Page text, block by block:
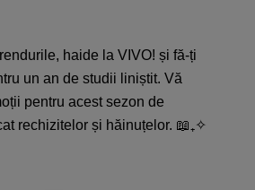
haide la VIVO! și fă-ți
un an de studii liniștit. Vă
pentru acest sezon de
rechizitelor și hăinuțelor. 📖₊✧